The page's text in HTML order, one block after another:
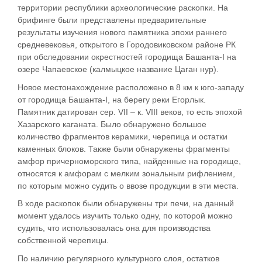
территории республики археологические раскопки. На
брифинге были представлены предварительные
результаты изучения нового памятника эпохи раннего
средневековья, открытого в Городовиковском районе РК
при обследовании окрестностей городища Башанта-I на
озере Чапаевское (калмыцкое название Цаган нур).
Новое местонахождение расположено в 8 км к юго-западу
от городища Башанта-I, на берегу реки Егорлык.
Памятник датирован сер. VII – к. VIII веков, то есть эпохой
Хазарского каганата. Было обнаружено большое
количество фрагментов керамики, черепица и остатки
каменных блоков. Также были обнаружены фрагменты
амфор причерноморского типа, найденные на городище,
относятся к амфорам с мелким зональным рифлением,
по которым можно судить о ввозе продукции в эти места.
В ходе раскопок были обнаружены три печи, на данный
момент удалось изучить только одну, по которой можно
судить, что использовалась она для производства
собственной черепицы.
По наличию регулярного культурного слоя, остатков